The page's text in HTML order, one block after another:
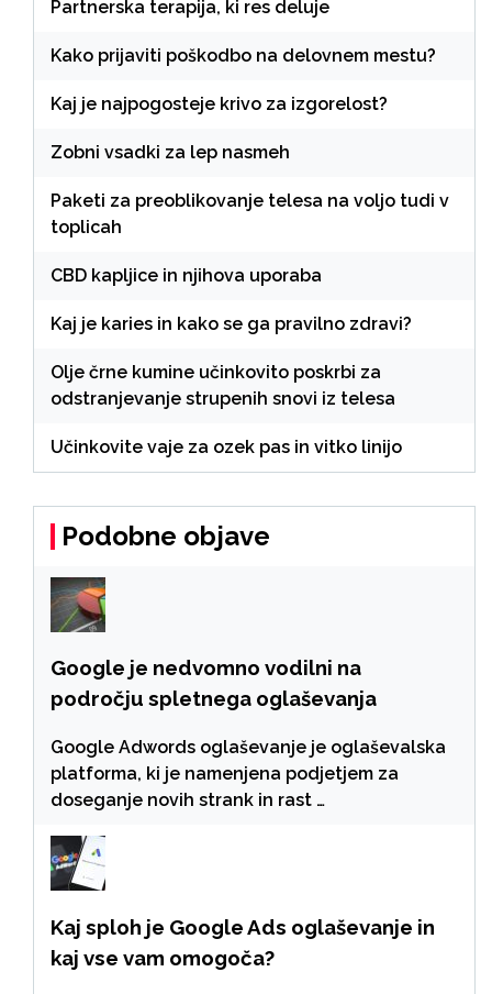
Partnerska terapija, ki res deluje
Kako prijaviti poškodbo na delovnem mestu?
Kaj je najpogosteje krivo za izgorelost?
Zobni vsadki za lep nasmeh
Paketi za preoblikovanje telesa na voljo tudi v
toplicah
CBD kapljice in njihova uporaba
Kaj je karies in kako se ga pravilno zdravi?
Olje črne kumine učinkovito poskrbi za
odstranjevanje strupenih snovi iz telesa
Učinkovite vaje za ozek pas in vitko linijo
Podobne objave
Google je nedvomno vodilni na
področju spletnega oglaševanja
Google Adwords oglaševanje je oglaševalska
platforma, ki je namenjena podjetjem za
doseganje novih strank in rast …
Kaj sploh je Google Ads oglaševanje in
kaj vse vam omogoča?